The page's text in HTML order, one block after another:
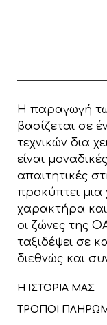
Η παραγωγή
βασίζεται σε
τεχνικών δια
είναι
απαιτητικές
προκύπτει μια
χαρακτήρα και
οι ζώνες της
ταξιδέψει σε
διεθνώς και
Η ΙΣΤΟΡΙΑ ΜΑΣ
ΤΡΟΠΟΙ